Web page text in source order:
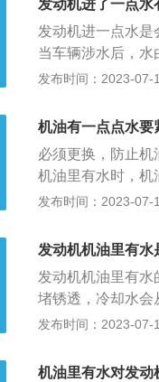
的时候一定要记得
套密封圈；5、气
动机加油口和气门
箱里和机油混合在
的，不影响发动机
和水混合在一起就
机散热系统和润滑
出现这种情况就需
的机油进水是比
的后果。例如发动
会使得发动机报废
至会影响汽车的
都是正常的，所以
油量到了机油尺
值和最小值中间的
震缓冲：当发动机
承上的负荷很大
作用；2、防锈防
快速的相对滑动，
冷却降温：机油能
发动机进了一点水
发动机进一点水是
当车辆涉水后，
会变短从而导致发
动机空滤器滤芯浸
这个时候重新启
进水发动机可以正
油宝等以帮助发动
发动机的正常起动
站的维修技师会拆
水，如果用连接
要把油全部抽出
发布时间：2023-07-
机油有一点点水要
必须更换，防止机
机油里有水时，机
止对发动机造层损
驶，则活塞会卡在
可能需要大修或
发布时间：2023-07-
发动机机油里有水
发动机机油里有水
堵锈透，冷却水会
检查水堵。机油散
水的一个常见原因
发布时间：2023-07-
机油里有水对发动